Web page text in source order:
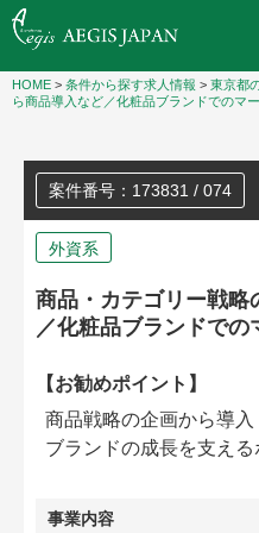
HOME > 条件から探す求人情報 > 東京都
ら商品導入など／化粧品ブランドでのマ
案件番号：173831 / 074
外資系
商品・カテゴリー戦略
／化粧品ブランドでの
【お勧めポイント】
商品戦略の企画から導入
ブランドの成長を支える
事業内容